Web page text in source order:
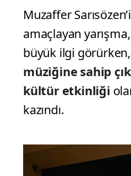
Muzaffer
amaçlayan
büyük ilgi görürken,
müziğine sahip
kültür etkinliği
kazındı.